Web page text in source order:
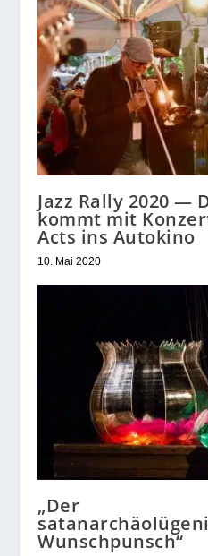
Jazz Rally 2020 —
kommt mit
Acts ins Autokino
10. Mai 2020
„Der
Wunschpunsch“